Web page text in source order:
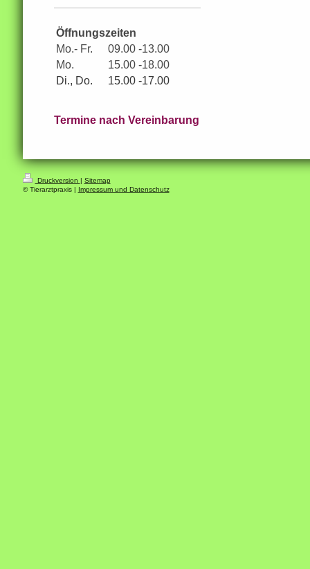
Öffnungszeiten
Mo.- Fr.
09.00 -13.00
Mo.
15.00 -18.00
Di., Do.
15.00 -17.00
Termine nach Vereinbarung
Druckversion | Sitemap
© Tierarztpraxis | Impressum und Datenschutz